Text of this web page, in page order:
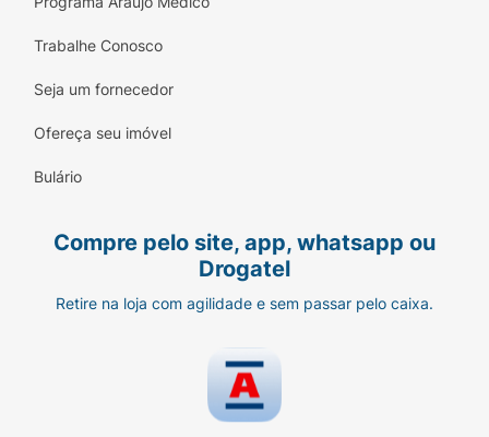
Trabalhe Conosco
Seja um fornecedor
Ofereça seu imóvel
Bulário
Compre pelo site, app, whatsapp ou
Drogatel
Retire na loja com agilidade e sem passar pelo caixa.